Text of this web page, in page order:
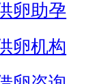
卵助孕
卵机构